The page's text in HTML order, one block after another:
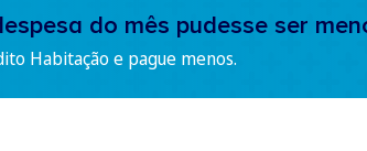
do mês pudesse ser
Habitação e pague menos.